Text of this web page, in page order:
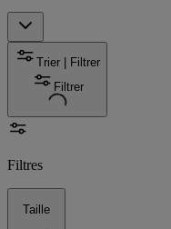
Trier | Filtrer
Filtrer
Filtres
Taille